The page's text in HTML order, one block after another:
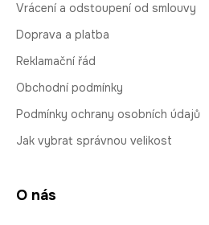
Vrácení a odstoupení od smlouvy
Doprava a platba
Reklamační řád
Obchodní podmínky
Podmínky ochrany osobních údajů
Jak vybrat správnou velikost
O nás